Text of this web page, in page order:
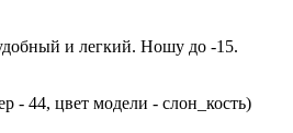
и легкий. Ношу до -15.
- 44, цвет модели - слон_кость)